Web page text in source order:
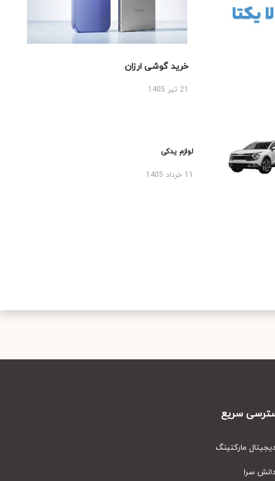
خرید گوشی ارزان
لوازم یدکی
سریع
مارکتینگ
سرا